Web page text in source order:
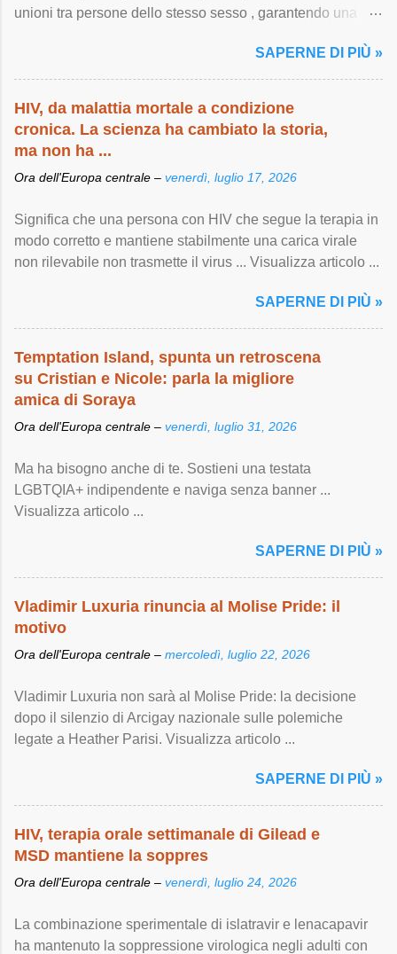
unioni tra persone dello stesso sesso , garantendo una
SAPERNE DI PIÙ »
HIV, da malattia mortale a condizione
cronica. La scienza ha cambiato la storia,
ma non ha ...
Ora dell'Europa centrale – venerdì, luglio 17, 2026
Significa che una persona con HIV che segue la terapia in
modo corretto e mantiene stabilmente una carica virale
non rilevabile non trasmette il virus ... Visualizza articolo ...
SAPERNE DI PIÙ »
Temptation Island, spunta un retroscena
su Cristian e Nicole: parla la migliore
amica di Soraya
Ora dell'Europa centrale – venerdì, luglio 31, 2026
Ma ha bisogno anche di te. Sostieni una testata
LGBTQIA+ indipendente e naviga senza banner ...
Visualizza articolo ...
SAPERNE DI PIÙ »
Vladimir Luxuria rinuncia al Molise Pride: il
motivo
Ora dell'Europa centrale – mercoledì, luglio 22, 2026
Vladimir Luxuria non sarà al Molise Pride: la decisione
dopo il silenzio di Arcigay nazionale sulle polemiche
legate a Heather Parisi. Visualizza articolo ...
SAPERNE DI PIÙ »
HIV, terapia orale settimanale di Gilead e
MSD mantiene la soppres
Ora dell'Europa centrale – venerdì, luglio 24, 2026
La combinazione sperimentale di islatravir e lenacapavir
ha mantenuto la soppressione virologica negli adulti con